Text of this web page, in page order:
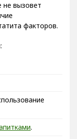
не вызовет
факторов.
.